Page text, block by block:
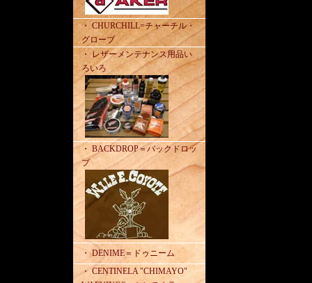
・ CHURCHILL=チャーチル・
グローブ
・ レザーメンテナンス用品い
ろいろ
・ BACKDROP＝バックドロッ
プ
・ DENIME＝ドゥニーム
・ CENTINELA "CHIMAYO"